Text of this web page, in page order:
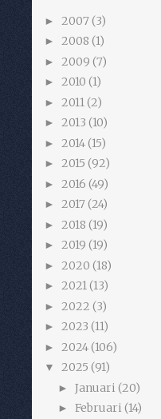
► 2007 (3)
► 2008 (1)
► 2009 (7)
► 2010 (1)
► 2011(2)
► 2013 (10)
► 2014(15)
► 2015 (92)
► 2016 (49)
► 2017 (24)
► 2018 (19)
► 2019 (19)
► 2020 (18)
► 2021(13)
► 2022 (3)
► 2023 (11)
► 2024(106)
▼ 2025 (91)
► Januari (20)
► Februari (14)